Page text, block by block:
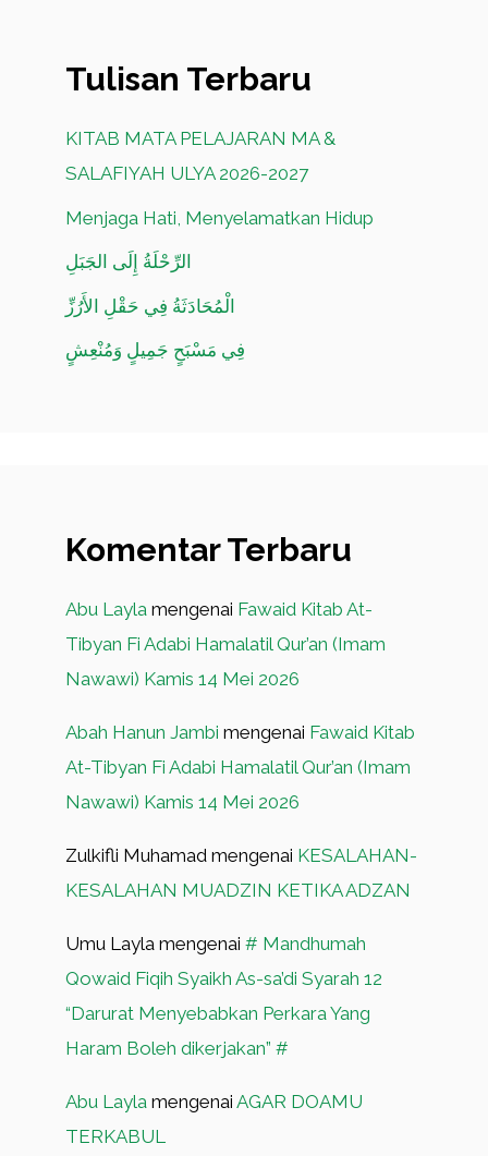
Tulisan Terbaru
KITAB MATA PELAJARAN MA &
SALAFIYAH ULYA 2026-2027
Menjaga Hati, Menyelamatkan Hidup
الرِّحْلَةُ إِلَى الجَبَلِ
الْمُحَادَثَةُ فِي حَقْلِ الأَرُزِّ
فِي مَسْبَحٍ جَمِيلٍ وَمُنْعِشٍ
Komentar Terbaru
Abu Layla mengenai Fawaid Kitab At-
Tibyan Fi Adabi Hamalatil Qur’an (Imam
Nawawi) Kamis 14 Mei 2026
Abah Hanun Jambi mengenai Fawaid Kitab
At-Tibyan Fi Adabi Hamalatil Qur’an (Imam
Nawawi) Kamis 14 Mei 2026
Zulkifli Muhamad mengenai KESALAHAN-
KESALAHAN MUADZIN KETIKA ADZAN
Umu Layla mengenai # Mandhumah
Qowaid Fiqih Syaikh As-sa’di Syarah 12
“Darurat Menyebabkan Perkara Yang
Haram Boleh dikerjakan” #
Abu Layla mengenai AGAR DOAMU
TERKABUL